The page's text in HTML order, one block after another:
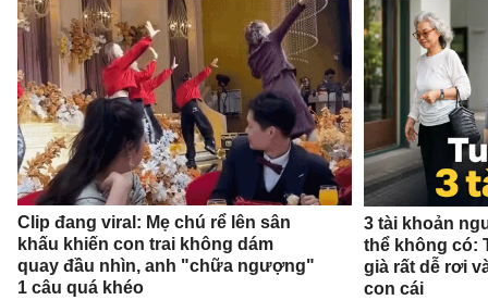
Clip đang viral: Mẹ chú rể lên sân
khấu khiến con trai không dám
quay đầu nhìn, anh "chữa ngượng"
1 câu quá khéo
3 tài khoản
thể không có:
già rất dễ rơi
con cái